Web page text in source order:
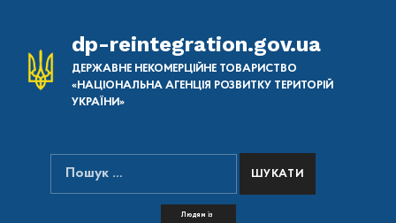
dp-reintegration.gov.ua
ДЕРЖАВНЕ НЕКОМЕРЦІЙНЕ ТОВАРИСТВО
«НАЦІОНАЛЬНА АГЕНЦІЯ РОЗВИТКУ ТЕРИТОРІЙ
УКРАЇНИ»
ПОШУК НА САЙТІ
Пошук:
Людям із